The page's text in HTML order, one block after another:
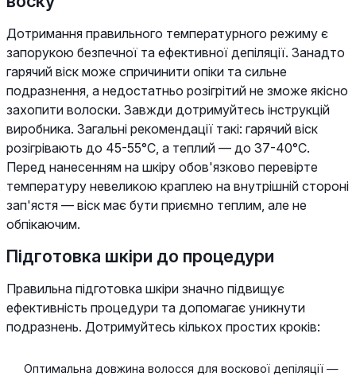
Дотримання правильного температурного режиму є
запорукою безпечної та ефективної депіляції. Занадто
гарячий віск може спричинити опіки та сильне
подразнення, а недостатньо розігрітий не зможе якісно
захопити волоски. Завжди дотримуйтесь інструкцій
виробника. Загальні рекомендації такі: гарячий віск
розігрівають до 45-55°C, а теплий — до 37-40°C.
Перед нанесенням на шкіру обов'язково перевірте
температуру невеликою краплею на внутрішній стороні
зап'ястя — віск має бути приємно теплим, але не
обпікаючим.
Підготовка шкіри до процедури
Правильна підготовка шкіри значно підвищує
ефективність процедури та допомагає уникнути
подразнень. Дотримуйтесь кількох простих кроків:
Оптимальна довжина волосся для воскової депіляції —